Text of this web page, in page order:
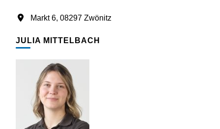
Markt 6, 08297 Zwönitz
JULIA MITTELBACH